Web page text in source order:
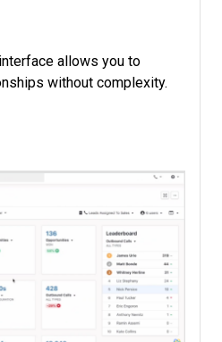
allows you to
without complexity.